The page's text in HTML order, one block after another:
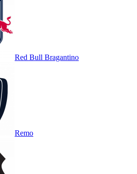
Red Bull Bragantino
Remo